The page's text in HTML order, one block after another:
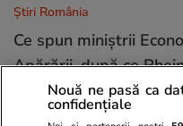
Știri România
Ce spun miniștrii
Apărării, după ce
nu a depus ofertă de
Șantierului Naval
Nouă ne pasă ca
confidențiale